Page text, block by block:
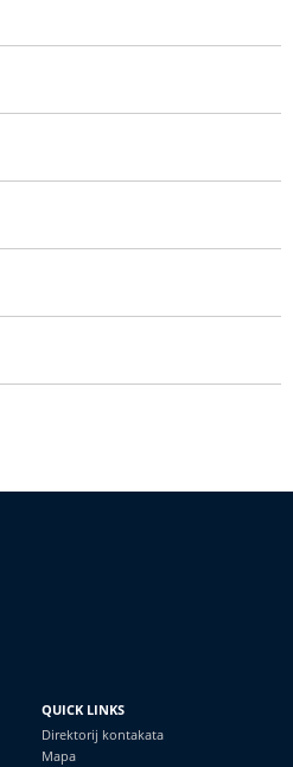
QUICK LINKS
Direktorij kontakata
Mapa